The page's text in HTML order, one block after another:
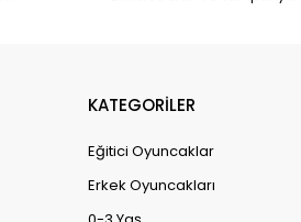
KATEGORİLER
Eğitici Oyuncaklar
Erkek Oyuncakları